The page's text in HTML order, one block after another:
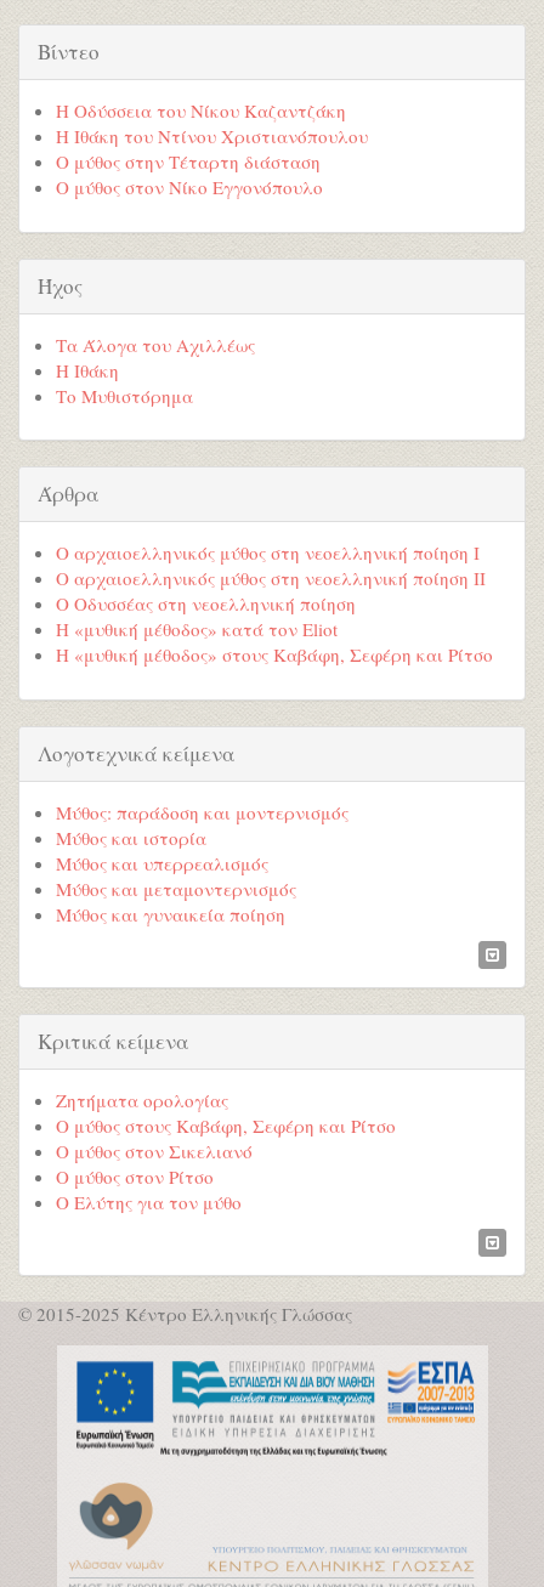
Βίντεο
Η Οδύσσεια του Νίκου Καζαντζάκη
Η Ιθάκη του Ντίνου Χριστιανόπουλου
Ο μύθος στην Τέταρτη διάσταση
Ο μύθος στον Νίκο Εγγονόπουλο
Ήχος
Τα Άλογα του Αχιλλέως
Η Ιθάκη
Το Μυθιστόρημα
Άρθρα
Ο αρχαιοελληνικός μύθος στη νεοελληνική ποίηση Ι
Ο αρχαιοελληνικός μύθος στη νεοελληνική ποίηση ΙΙ
Ο Οδυσσέας στη νεοελληνική ποίηση
Η «μυθική μέθοδος» κατά τον Eliot
Η «μυθική μέθοδος» στους Καβάφη, Σεφέρη και Ρίτσο
Λογοτεχνικά κείμενα
Μύθος: παράδοση και μοντερνισμός
Μύθος και ιστορία
Μύθος και υπερρεαλισμός
Μύθος και μεταμοντερνισμός
Μύθος και γυναικεία ποίηση
Κριτικά κείμενα
Ζητήματα ορολογίας
Ο μύθος στους Καβάφη, Σεφέρη και Ρίτσο
Ο μύθος στον Σικελιανό
Ο μύθος στον Ρίτσο
Ο Ελύτης για τον μύθο
© 2015-2025 Κέντρο Ελληνικής Γλώσσας